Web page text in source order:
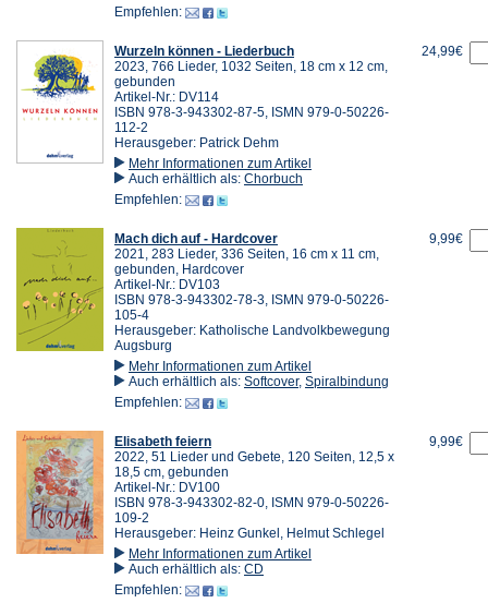
Empfehlen:
Wurzeln können - Liederbuch
2023, 766 Lieder, 1032 Seiten, 18 cm x 12 cm,
gebunden
Artikel-Nr.: DV114
ISBN 978-3-943302-87-5, ISMN 979-0-50226-
112-2
Herausgeber: Patrick Dehm
Mehr Informationen zum Artikel
Auch erhältlich als: Chorbuch
Empfehlen:
24,99€
Mach dich auf - Hardcover
2021, 283 Lieder, 336 Seiten, 16 cm x 11 cm,
gebunden, Hardcover
Artikel-Nr.: DV103
ISBN 978-3-943302-78-3, ISMN 979-0-50226-
105-4
Herausgeber: Katholische Landvolkbewegung
Augsburg
Mehr Informationen zum Artikel
Auch erhältlich als: Softcover, Spiralbindung
Empfehlen:
9,99€
Elisabeth feiern
2022, 51 Lieder und Gebete, 120 Seiten, 12,5 x
18,5 cm, gebunden
Artikel-Nr.: DV100
ISBN 978-3-943302-82-0, ISMN 979-0-50226-
109-2
Herausgeber: Heinz Gunkel, Helmut Schlegel
Mehr Informationen zum Artikel
Auch erhältlich als: CD
Empfehlen:
9,99€